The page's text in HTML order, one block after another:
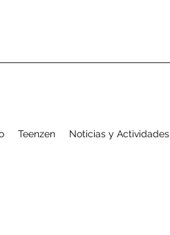
Teenzen Noticias y Actividades